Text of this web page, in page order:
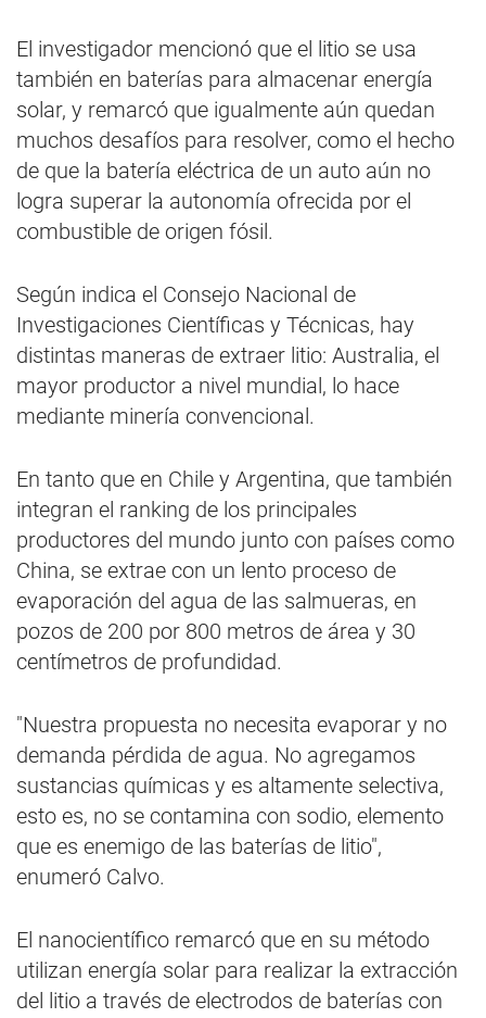
El investigador mencionó que el litio se usa
también en baterías para almacenar energía
solar, y remarcó que igualmente aún quedan
muchos desafíos para resolver, como el hecho
de que la batería eléctrica de un auto aún no
logra superar la autonomía ofrecida por el
combustible de origen fósil.
Según indica el Consejo Nacional de
Investigaciones Científicas y Técnicas, hay
distintas maneras de extraer litio: Australia, el
mayor productor a nivel mundial, lo hace
mediante minería convencional.
En tanto que en Chile y Argentina, que también
integran el ranking de los principales
productores del mundo junto con países como
China, se extrae con un lento proceso de
evaporación del agua de las salmueras, en
pozos de 200 por 800 metros de área y 30
centímetros de profundidad.
"Nuestra propuesta no necesita evaporar y no
demanda pérdida de agua. No agregamos
sustancias químicas y es altamente selectiva,
esto es, no se contamina con sodio, elemento
que es enemigo de las baterías de litio",
enumeró Calvo.
El nanocientífico remarcó que en su método
utilizan energía solar para realizar la extracción
del litio a través de electrodos de baterías con